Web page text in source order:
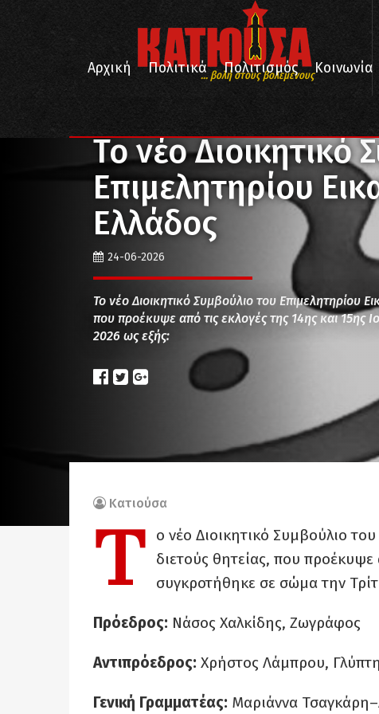
... βολή στους βολεμένους
Αρχική
Πολιτικά Πολιτισμός Κοινωνία
Πολιτισμός Το νέο Διοικητικό
Το νέο Διοικητικό
Επιμελητηρίου
Ελλάδος
24-06-2026
Το νέο Διοικητικό Συμβούλιο του Επιμελητηρίου
που προέκυψε από τις εκλογές της 14ης και 15ης
2026 ως εξής:
Κατιούσα
Τ
ο νέο Διοικητικό Συμβούλιο
διετούς θητείας, που προέκυψε
συγκροτήθηκε σε σώμα την
Πρόεδρος: Νάσος Χαλκίδης, Ζωγράφος
Αντιπρόεδρος: Χρήστος Λάμπρου,
Γενική Γραμματέας: Μαριάννα